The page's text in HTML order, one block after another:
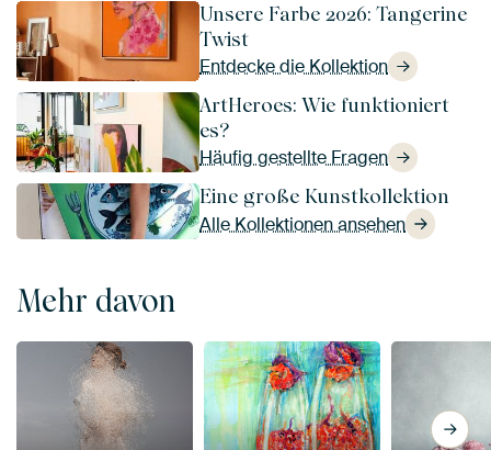
Unsere Farbe 2026: Tangerine
Twist
Entdecke die Kollektion
ArtHeroes: Wie funktioniert
es?
Häufig gestellte Fragen
Eine große Kunstkollektion
Alle Kollektionen ansehen
Mehr davon